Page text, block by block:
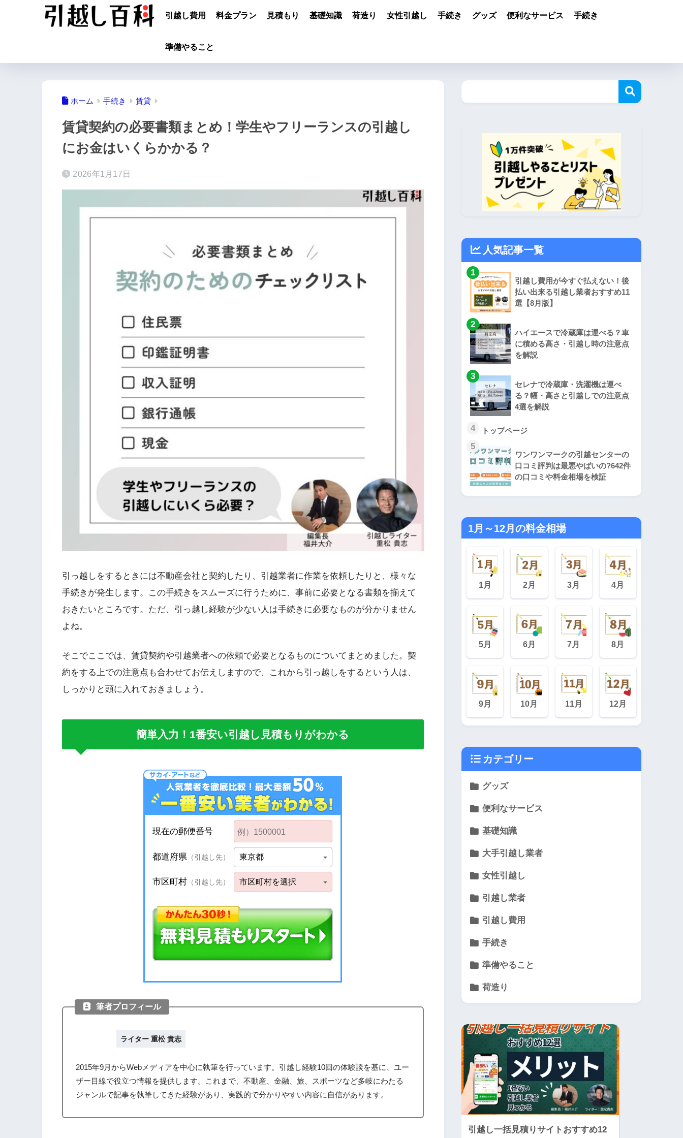
引越し費用 料金プラン 見積もり 基礎知識 荷造り 女性引越し 手続き グッズ 便利なサービス 手続き
準備やること
ホーム 手続き 賃貸
賃貸契約の必要書類まとめ！学生やフリーランスの引越し
にお金はいくらかかる？
2026年1月17日
引っ越しをするときには不動産会社と契約したり、引越業者に作業を依頼したりと、様々な
手続きが発生します。この手続きをスムーズに行うために、事前に必要となる書類を揃えて
おきたいところです。ただ、引っ越し経験が少ない人は手続きに必要なものが分かりません
よね。
そこでここでは、賃貸契約や引越業者への依頼で必要となるものについてまとめました。契
約をする上での注意点も合わせてお伝えしますので、これから引っ越しをするという人は、
しっかりと頭に入れておきましょう。
簡単入力！1番安い引越し見積もりがわかる
筆者プロフィール
ライター 重松 貴志
2015年9月からWebメディアを中心に執筆を行っています。引越し経験10回の体験談を基に、ユー
ザー目線で役立つ情報を提供します。これまで、不動産、金融、旅、スポーツなど多岐にわたる
ジャンルで記事を執筆してきた経験があり、実践的で分かりやすい内容に自信があります。
人気記事一覧
1
引越し費用が今すぐ払えない！後
払い出来る引越し業者おすすめ11
選【8月版】
2
ハイエースで冷蔵庫は運べる？車
に積める高さ・引越し時の注意点
を解説
3
セレナで冷蔵庫・洗濯機は運べ
る？幅・高さと引越しでの注意点
4選を解説
4 トップページ
5
ワンワンマークの引越センターの
口コミ評判は最悪やばいの?642件
の口コミや料金相場を検証
1月～12月の料金相場
1月 2月 3月 4月
5月 6月 7月 8月
9月 10月 11月 12月
カテゴリー
グッズ
便利なサービス
基礎知識
大手引越し業者
女性引越し
引越し業者
引越し費用
手続き
準備やること
荷造り
引越し一括見積りサイトおすすめ12